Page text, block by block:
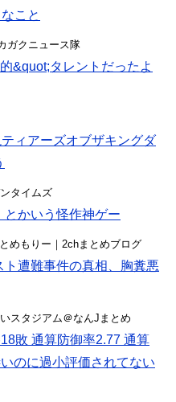
こと
ガクニュース隊
&quot;タレントだったよ
ィアーズオブザキングダ
タイムズ
とかいう怪作神ゲー
めもりー｜2chまとめブログ
ト遭難事件の真相、胸糞悪
スタジアム＠なんJまとめ
敗 通算防御率2.77 通算
のに過小評価されてない